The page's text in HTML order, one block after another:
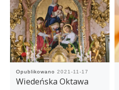
Opublikowano 2021-11-17
Wiedeńska Oktawa